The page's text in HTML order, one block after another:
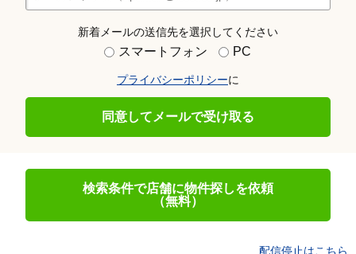
新着メールの送信先を選択してください
スマートフォン PC
プライバシーポリシーに
同意してメールで受け取る
検索条件で店舗に物件探しを依頼
（無料）
配信停止はこちら